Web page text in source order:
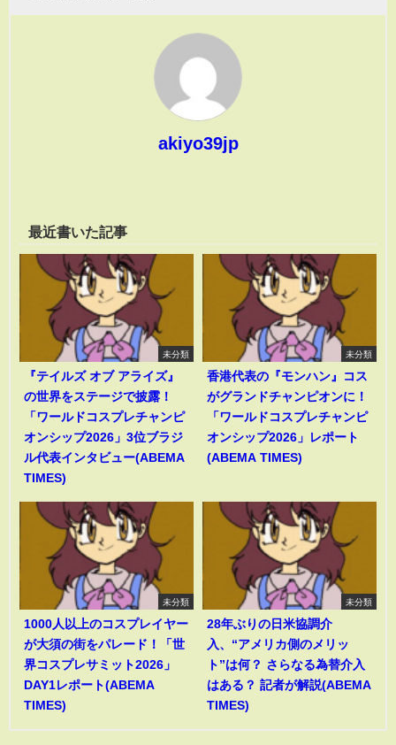
akiyo39jp
最近書いた記事
未分類
『テイルズ オブ アライズ』
の世界をステージで披露！
「ワールドコスプレチャンピ
オンシップ2026」3位ブラジ
ル代表インタビュー(ABEMA
TIMES)
未分類
香港代表の『モンハン』コス
がグランドチャンピオンに！
「ワールドコスプレチャンピ
オンシップ2026」レポート
(ABEMA TIMES)
未分類
1000人以上のコスプレイヤー
が大須の街をパレード！「世
界コスプレサミット2026」
DAY1レポート(ABEMA
TIMES)
未分類
28年ぶりの日米協調介
入、“アメリカ側のメリッ
ト”は何？ さらなる為替介入
はある？ 記者が解説(ABEMA
TIMES)